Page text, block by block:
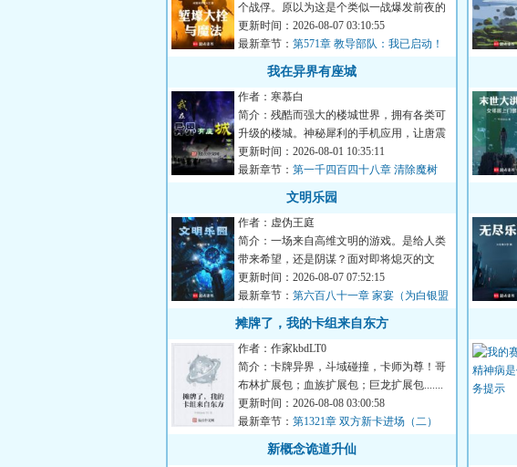
个战俘。原以为这是个类似一战爆发前夜的
世界，却发现实际情况比...
更新时间：2026-08-07 03:10:55
最新章节： 第571章 教导部队：我已启动！
我在异界有座城
作者：寒慕白
简介：残酷而强大的楼城世界，拥有各类可
升级的楼城。神秘犀利的手机应用，让唐震
无往而不利！建立属于自...
更新时间：2026-08-01 10:35:11
最新章节： 第一千四百四十八章 清除魔树
文明乐园
作者：虚伪王庭
简介：一场来自高维文明的游戏。是给人类
带来希望，还是阴谋？面对即将熄灭的文
明。是帮助点燃火种，还是...
更新时间：2026-08-07 07:52:15
最新章节： 第六百八十一章 家宴（为白银盟
主冰衫沐雪加更）（四合一）
摊牌了，我的卡组来自东方
作者：作家kbdLT0
简介：卡牌异界，斗域碰撞，卡师为尊！哥
布林扩展包；血族扩展包；巨龙扩展包.......
而穿越来此的陆承身...
更新时间：2026-08-08 03:00:58
最新章节： 第1321章 双方新卡进场（二）
新概念诡道升仙